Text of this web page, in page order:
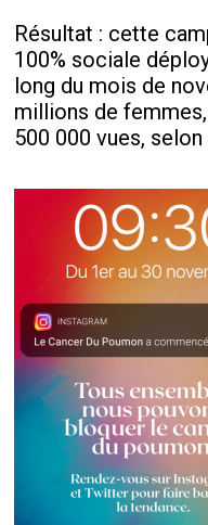
Résultat : cette
100% sociale
long du mois de
millions de
500 000 vues,